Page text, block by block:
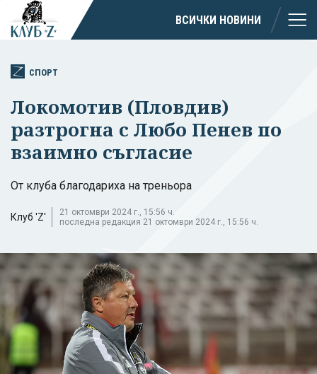
ВСИЧКИ НОВИНИ
СПОРТ
Локомотив (Пловдив)
разтрогна с Любо Пенев по
взаимно съгласие
От клуба благодариха на треньора
Клуб 'Z'
21 октомври 2024 г., 15:56 ч.
последна редакция 21 октомври 2024 г., 15:56 ч.